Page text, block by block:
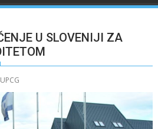
U SLOVENIJI ZA